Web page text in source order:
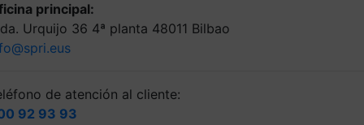
principal:
Urquijo 36 4ª planta 48011 Bilbao
de atención al cliente:
92 93 93